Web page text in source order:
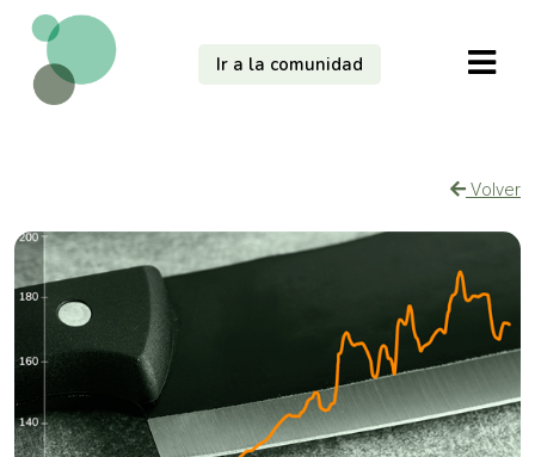
Ir a la comunidad
Volver